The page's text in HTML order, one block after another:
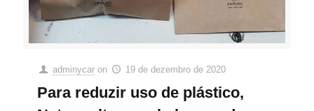
adminycar on 19 de dezembro de 2020
Para reduzir uso de plástico,